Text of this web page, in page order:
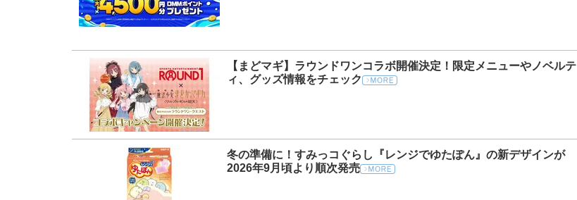
【まどマギ】ラウンドワンコラボ開催決定！限定メニューやノベルテ
ィ、グッズ情報をチェック
冬の準備に！すみっコぐらし『レンジでゆたぽん』の新デザインが
2026年9月頃より順次発売